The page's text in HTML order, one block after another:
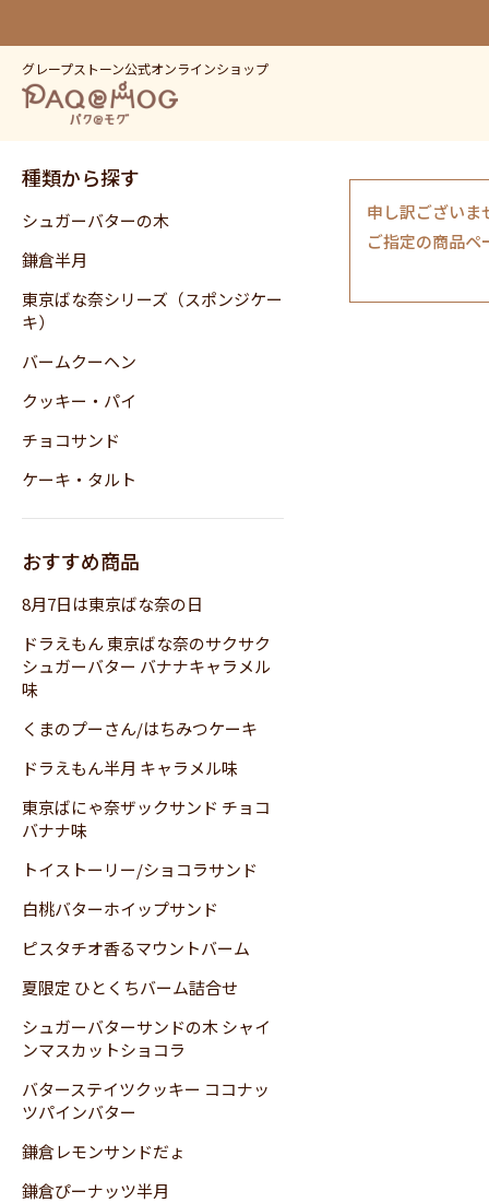
グレープストーン公式オンラインショップ
種類から探す
シュガーバターの木
鎌倉半月
東京ばな奈シリーズ（スポンジケー
キ）
バームクーヘン
クッキー・パイ
チョコサンド
ケーキ・タルト
おすすめ商品
8月7日は東京ばな奈の日
ドラえもん 東京ばな奈のサクサク
シュガーバター バナナキャラメル
味
くまのプーさん/はちみつケーキ
ドラえもん半月 キャラメル味
東京ばにゃ奈ザックサンド チョコ
バナナ味
トイストーリー/ショコラサンド
白桃バターホイップサンド
ピスタチオ香るマウントバーム
夏限定 ひとくちバーム詰合せ
シュガーバターサンドの木 シャイ
ンマスカットショコラ
バターステイツクッキー ココナッ
ツパインバター
鎌倉レモンサンドだょ
鎌倉ぴーナッツ半月
申し訳ございま
ご指定の商品